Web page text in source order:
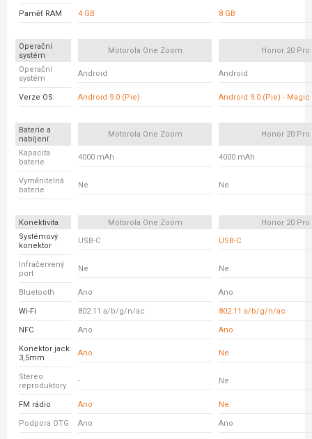
Paměť RAM 4 GB 8 GB
Operační
systém
Motorola One Zoom Honor 20 Pro
Operační
systém
Android Android
Verze OS Android 9.0 (Pie) Android 9.0 (Pie) - Magic
Baterie a
nabíjení
Motorola One Zoom Honor 20 Pro
Kapacita
baterie
4000 mAh 4000 mAh
Vyměnitelná
baterie
Ne Ne
Konektivita Motorola One Zoom
Honor 20 Pro
Systémový
konektor
USB-C USB-C
Infračervený
port
Ne Ne
Bluetooth Ano Ano
Wi-Fi 802.11 a/b/g/n/ac 802.11 a/b/g/n/ac
NFC Ano Ano
Konektor jack
3,5mm
Ano Ne
Stereo
reproduktory
- Ne
FM rádio Ano Ne
Podpora OTG Ano Ano